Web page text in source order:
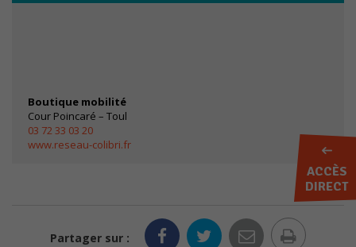
Boutique mobilité
Cour Poincaré – Toul
03 72 33 03 20
www.reseau-colibri.fr
Partager sur :
ACCÈS
DIRECT